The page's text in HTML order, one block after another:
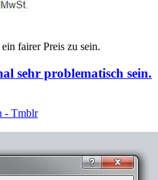
fairer Preis zu sein.
sehr problematisch sein.
- Tmblr